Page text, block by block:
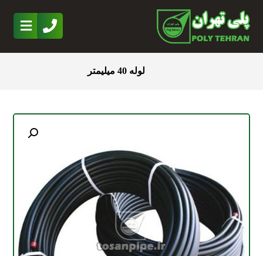
لوله 40 میلیمتر